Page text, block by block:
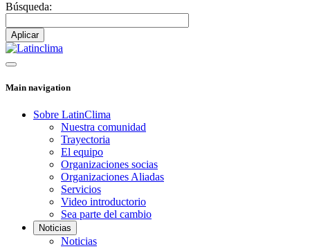
Búsqueda:
Main navigation
Sobre LatinClima
Nuestra comunidad
Trayectoria
El equipo
Organizaciones socias
Organizaciones Aliadas
Servicios
Video introductorio
Sea parte del cambio
Noticias
Noticias